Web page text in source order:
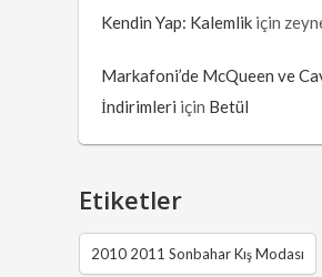
Kendin Yap: Kalemlik için
Markafoni’de McQueen ve
İndirimleri için Betül
Etiketler
2010 2011 Sonbahar Kış Modası